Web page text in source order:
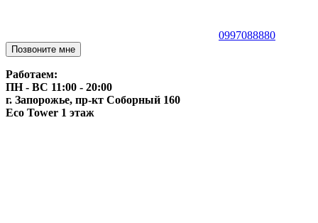
0997088880
Позвоните мне
Работаем:
ПН - ВС 11:00 - 20:00
г. Запорожье, пр-кт Соборный 160
Eco Tower 1 этаж